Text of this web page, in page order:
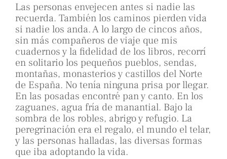
Las personas envejecen antes si nadie las
recuerda. También los caminos pierden vida
si nadie los anda. A lo largo de cincos años,
sin más compañeros de viaje que mis
cuadernos y la fidelidad de los libros, recorrí
en solitario los pequeños pueblos, sendas,
montañas, monasterios y castillos del Norte
de España. No tenía ninguna prisa por llegar.
En las posadas encontré pan y canto. En los
zaguanes, agua fría de manantial. Bajo la
sombra de los robles, abrigo y refugio. La
peregrinación era el regalo, el mundo el telar,
y las personas halladas, las diversas formas
que iba adoptando la vida.